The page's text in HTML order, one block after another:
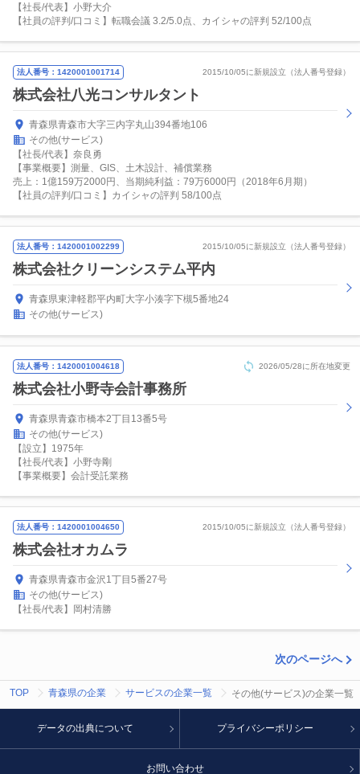
【社長/代表】小野大介
【社員の評判/口コミ】転職会議 3.2/5.0点、カイシャの評判 52/100点
法人番号：1420001001714 2015/10/05に新規設立（法人番号登録）
株式会社八光コンサルタント
青森県青森市大字三内字丸山394番地106
その他(サービス)
【社長/代表】奈良勇
【事業概要】測量、GIS、土木設計、補償業務
売上：1億159万2000円、当期純利益：79万6000円（2018年6月期）
【社員の評判/口コミ】カイシャの評判 58/100点
法人番号：1420001002299 2015/10/05に新規設立（法人番号登録）
株式会社クリーンシステム平内
青森県東津軽郡平内町大字小湊字下槻5番地24
その他(サービス)
法人番号：1420001004618 2026/05/28に所在地変更
株式会社小野寺会計事務所
青森県青森市橋本2丁目13番5号
その他(サービス)
【設立】1975年
【社長/代表】小野寺剛
【事業概要】会計受託業務
法人番号：1420001004650 2015/10/05に新規設立（法人番号登録）
株式会社オカムラ
青森県青森市金沢1丁目5番27号
その他(サービス)
【社長/代表】岡村清勝
次のページへ
TOP 青森県の企業 サービスの企業一覧 その他(サービス)の企業一覧
データの出典について プライバシーポリシー
お問い合わせ